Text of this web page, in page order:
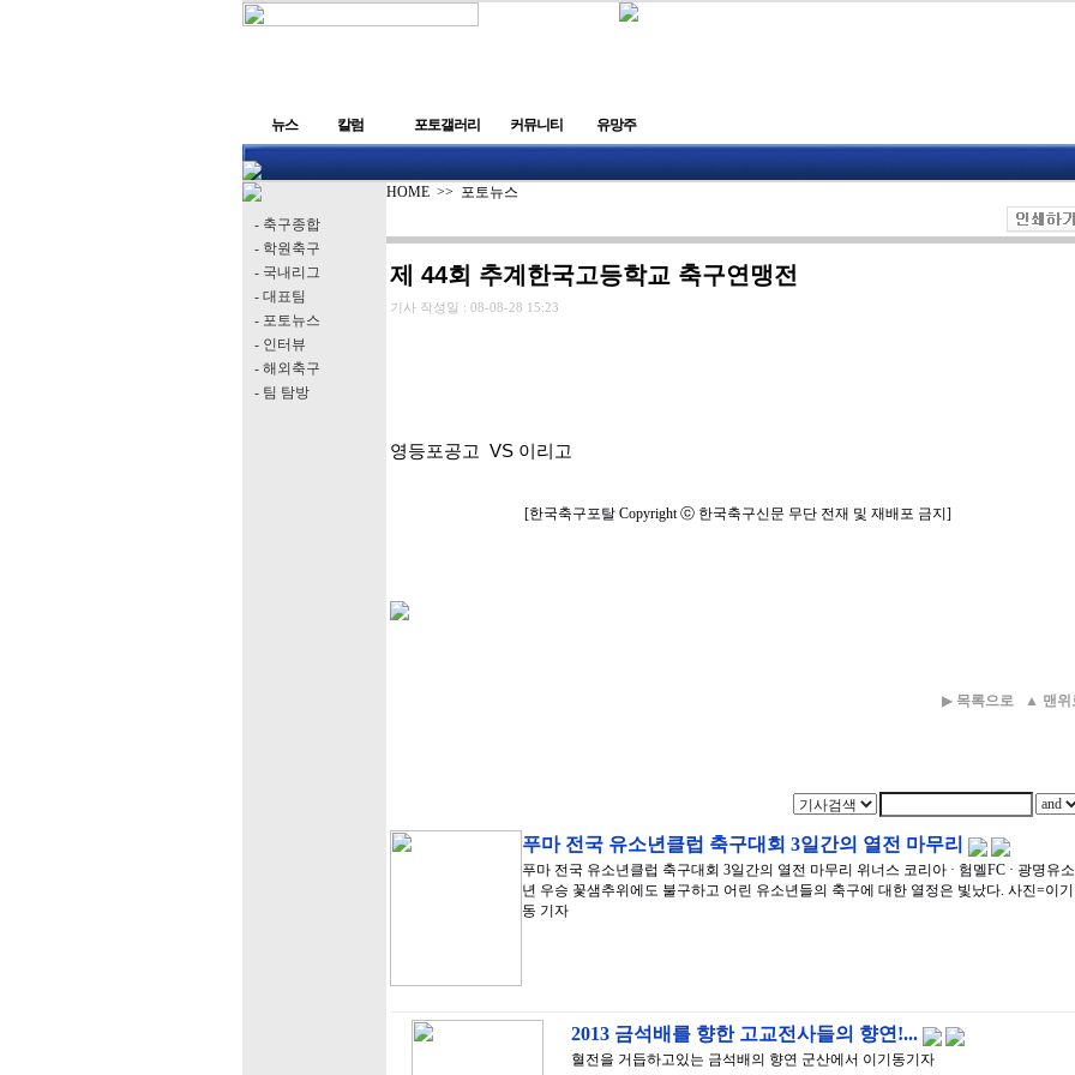
뉴스 칼럼 포토갤러리 커뮤니티 유망주
- 축구종합
- 학원축구
- 국내리그
- 대표팀
- 포토뉴스
- 인터뷰
- 해외축구
- 팀 탐방
HOME >> 포토뉴스
제 44회 추계한국고등학교 축구연맹전
기사 작성일 : 08-08-28 15:23
영등포공고 VS 이리고
[한국축구포탈 Copyright ⓒ 한국축구신문 무단 전재 및 재배포 금지]
▶ 목록으로 ▲ 맨위
푸마 전국 유소년클럽 축구대회 3일간의 열전 마무리
푸마 전국 유소년클럽 축구대회 3일간의 열전 마무리 위너스 코리아 · 험멜FC · 광명유소
년 우승 꽃샘추위에도 불구하고 어린 유소년들의 축구에 대한 열정은 빛났다. 사진=이기
동 기자
2013 금석배를 향한 고교전사들의 향연!...
혈전을 거듭하고있는 금석배의 향연 군산에서 이기동기자